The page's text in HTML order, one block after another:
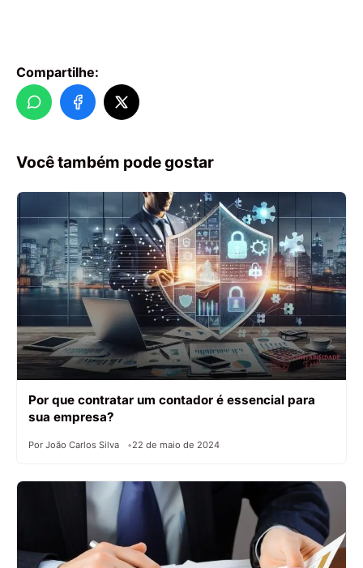
Compartilhe:
Você também pode gostar
Por que contratar um contador é essencial para
sua empresa?
Por João Carlos Silva 22 de maio de 2024